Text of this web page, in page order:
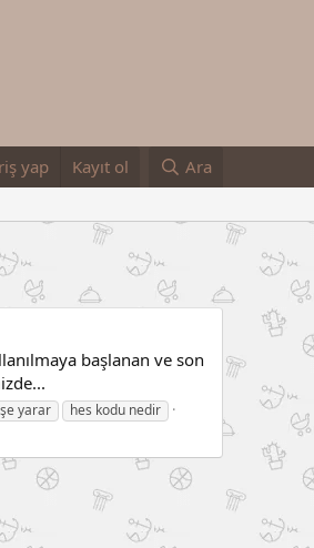
yap Kayıt ol Ara
başlanan ve son
yarar hes kodu nedir